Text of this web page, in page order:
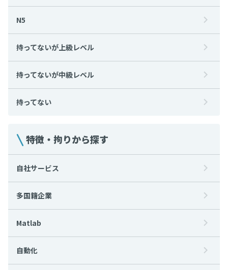
N5
持ってないが上級レベル
持ってないが中級レベル
持ってない
特徴・拘りから探す
自社サービス
多国籍企業
Matlab
自動化